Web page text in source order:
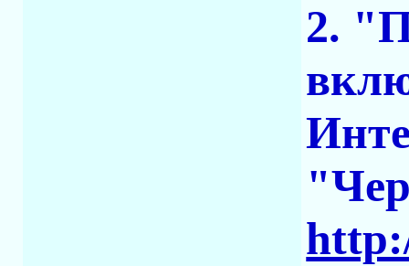
2.